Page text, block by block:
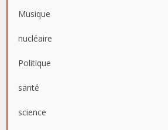
Musique
nucléaire
Politique
santé
science